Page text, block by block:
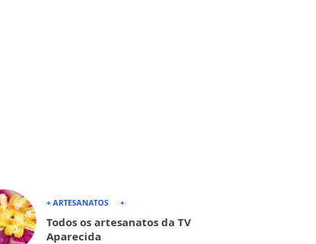
+ ARTESANATOS
Todos os artesanatos da TV
Aparecida